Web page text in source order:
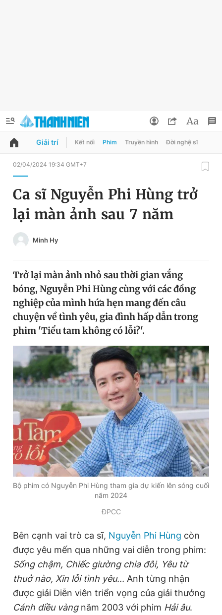
QUẢNG CÁO
Chuyên mục
Chuyên mục khác
Tin thị trường Tin 360
Video Magazine
Sản phẩm khác
Tiện ích Bạn cần biết
Thông tin tòa soạn Liên hệ quảng cáo
Đọc Thanh Niên trên điện thoại
Theo dõi báo trên
Hotline
0906 645 777
Liên hệ quảng cáo
0908 780 404
Đặt báo Quảng cáo RSS Tòa soạn Chính sách bảo
Đổi mật khẩu
Tin đã lưu
Tin đã xem
Đăng xuất
Giải trí Kết nối Phim Truyền hình Đời nghệ sĩ
02/04/2024 19:34 GMT+7
Ca sĩ Nguyễn Phi Hùng trở
lại màn ảnh sau 7 năm
Minh Hy
Trở lại màn ảnh nhỏ sau thời gian vắng
bóng, Nguyễn Phi Hùng cùng với các đồng
nghiệp của mình hứa hẹn mang đến câu
chuyện về tình yêu, gia đình hấp dẫn trong
phim 'Tiểu tam không có lỗi?'.
Bộ phim có Nguyễn Phi Hùng tham gia dự kiến lên sóng cuối
năm 2024
ĐPCC
Bên cạnh vai trò ca sĩ, Nguyễn Phi Hùng còn
được yêu mến qua những vai diễn trong phim:
Sống chậm, Chiếc giường chia đôi, Yêu từ
thuở nào, Xin lỗi tình yêu... Anh từng nhận
được giải Diễn viên triển vọng của giải thưởng
Cánh diều vàng năm 2003 với phim Hải âu.